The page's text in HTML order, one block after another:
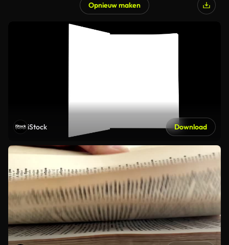
Opnieuw maken
iStock Download